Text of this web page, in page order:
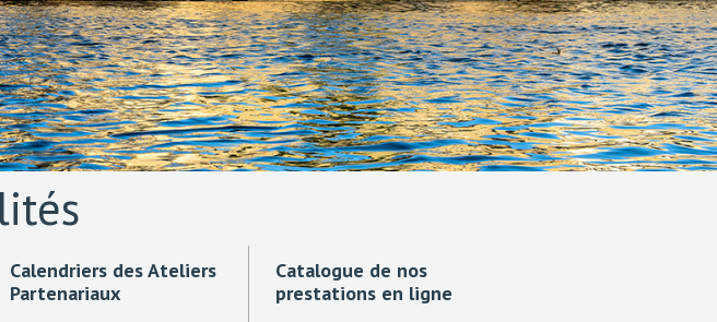
Calendriers des Ateliers
Partenariaux
Catalogue de nos
prestations en ligne